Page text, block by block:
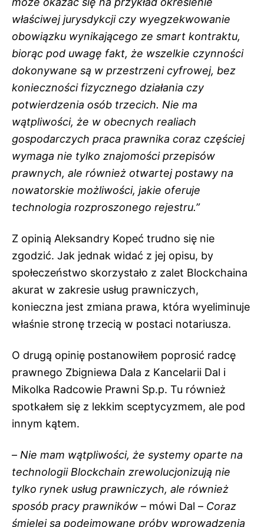
właściwej jurysdykcji czy wyegzekwowanie
obowiązku wynikającego ze smart kontraktu,
biorąc pod uwagę fakt, że wszelkie czynności
dokonywane są w przestrzeni cyfrowej, bez
konieczności fizycznego działania czy
potwierdzenia osób trzecich. Nie ma
wątpliwości, że w obecnych realiach
gospodarczych praca prawnika coraz częściej
wymaga nie tylko znajomości przepisów
prawnych, ale również otwartej postawy na
nowatorskie możliwości, jakie oferuje
technologia rozproszonego rejestru.”
Z opinią Aleksandry Kopeć trudno się nie
zgodzić. Jak jednak widać z jej opisu, by
społeczeństwo skorzystało z zalet Blockchaina
akurat w zakresie usług prawniczych,
konieczna jest zmiana prawa, która wyeliminuje
właśnie stronę trzecią w postaci notariusza.
O drugą opinię postanowiłem poprosić radcę
prawnego Zbigniewa Dala z Kancelarii Dal i
Mikolka Radcowie Prawni Sp.p. Tu również
spotkałem się z lekkim sceptycyzmem, ale pod
innym kątem.
– Nie mam wątpliwości, że systemy oparte na
technologii Blockchain zrewolucjonizują nie
tylko rynek usług prawniczych, ale również
sposób pracy prawników – mówi Dal – Coraz
śmielej są podejmowane próby wprowadzenia